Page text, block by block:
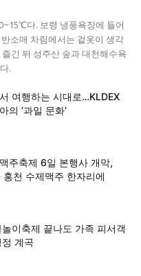
다. 보령 냉풍욕장에 들어
소매 차림에서는 겉옷이 생각
긴 뒤 성주산 숲과 대천해수욕
.
여행하는 시대로…KLDEX
의 ‘과일 문화’
주축제 6일 본행사 개막,
천 수제맥주 한자리에
이축제 끝나도 가족 피서객
계곡